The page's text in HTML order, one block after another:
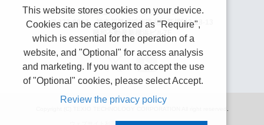
株式会社テクシオ・テクノロジー
〒222-0033 神奈川県横浜市港北区新横浜2-18-13
藤和不動産新横浜ビル7F
Copyright (C) TEXIO TECHNOLOGY CORPORATION All right reserved.
This website stores cookies on your device.
Cookies can be categorized as "Require",
which is essential for the operation of a
website, and "Optional" for access analysis
and marketing. If you want to accept the use
of "Optional" cookies, please select Accept.
Review the privacy policy